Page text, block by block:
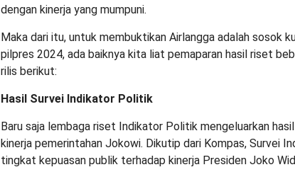
dengan kinerja yang mumpuni.
Maka dari itu, untuk membuktikan Airlangga adalah sosok
pilpres 2024, ada baiknya kita liat pemaparan hasil riset
rilis berikut:
Hasil Survei Indikator Politik
Baru saja lembaga riset Indikator Politik mengeluarkan
kinerja pemerintahan Jokowi. Dikutip dari Kompas, Survei
tingkat kepuasan publik terhadap kinerja Presiden Joko